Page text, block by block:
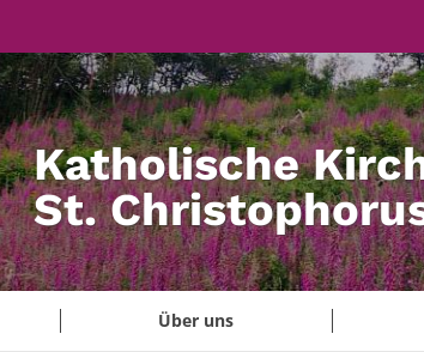
Katholische
St.
Über uns